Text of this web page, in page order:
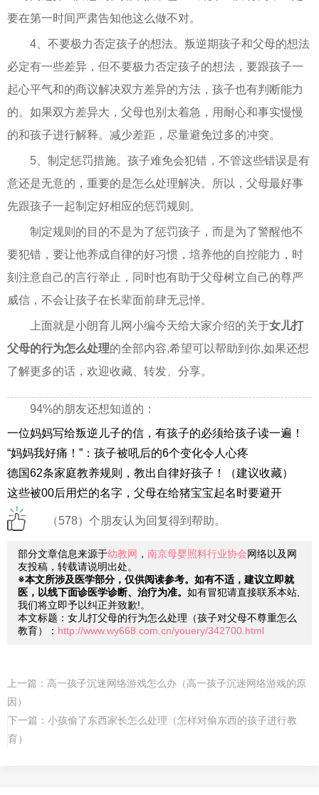
要在第一时间严肃告知他这么做不对。
4、不要极力否定孩子的想法。叛逆期孩子和父母的想法
必定有一些差异，但不要极力否定孩子的想法，要跟孩子一
起心平气和的商议解决双方差异的方法，孩子也有判断能力
的。如果双方差异大，父母也别太着急，用耐心和事实慢慢
的和孩子进行解释。减少差距，尽量避免过多的冲突。
5、制定惩罚措施。孩子难免会犯错，不管这些错误是有
意还是无意的，重要的是怎么处理解决。所以，父母最好事
先跟孩子一起制定好相应的惩罚规则。
制定规则的目的不是为了惩罚孩子，而是为了警醒他不
要犯错，要让他养成自律的好习惯，培养他的自控能力，时
刻注意自己的言行举止，同时也有助于父母树立自己的尊严
威信，不会让孩子在长辈面前肆无忌惮。
上面就是小朗育儿网小编今天给大家介绍的关于女儿打
父母的行为怎么处理的全部内容,希望可以帮助到你,如果还想
了解更多的话，欢迎收藏、转发、分享。
94%的朋友还想知道的：
一位妈妈写给叛逆儿子的信，有孩子的必须给孩子读一遍！
“妈妈我好痛！”：孩子被吼后的6个变化令人心疼
德国62条家庭教养规则，教出自律好孩子！（建议收藏）
这些被00后用烂的名字，父母在给猪宝宝起名时要避开
（578）个朋友认为回复得到帮助。
部分文章信息来源于幼教网 ， 南京母婴照料行业协会网络以及网
友投稿，转载请说明出处。
※本文所涉及医学部分，仅供阅读参考。如有不适，建议立即就
医，以线下面诊医学诊断、治疗为准。 如有冒犯请直接联系本站,
我们将立即予以纠正并致歉!。
本文标题：女儿打父母的行为怎么处理（孩子对父母不尊重怎么
教育）： http://www.wy668.com.cn/youery/342700.html
上一篇： 高一孩子沉迷网络游戏怎么办（高一孩子沉迷网络游戏的原
因）
下一篇： 小孩偷了东西家长怎么处理（怎样对偷东西的孩子进行教
育）